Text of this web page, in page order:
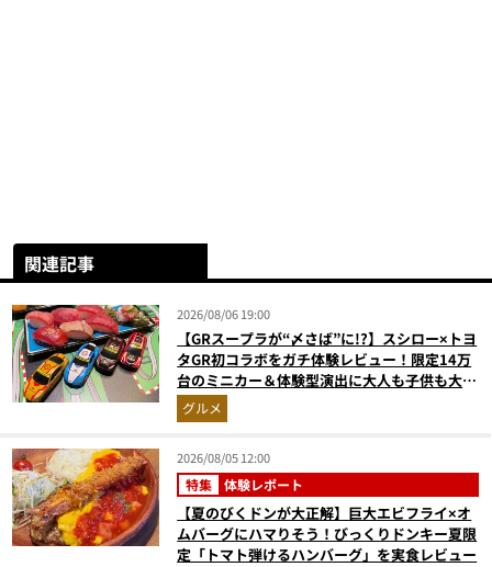
関連記事
2026/08/06 19:00
【GRスープラが“〆さば”に!?】スシロー×トヨ
タGR初コラボをガチ体験レビュー！限定14万
台のミニカー＆体験型演出に大人も子供も大興
奮間違いなし
グルメ
2026/08/05 12:00
特集 体験レポート
【夏のびくドンが大正解】巨大エビフライ×オ
ムバーグにハマりそう！びっくりドンキー夏限
定「トマト弾けるハンバーグ」を実食レビュー